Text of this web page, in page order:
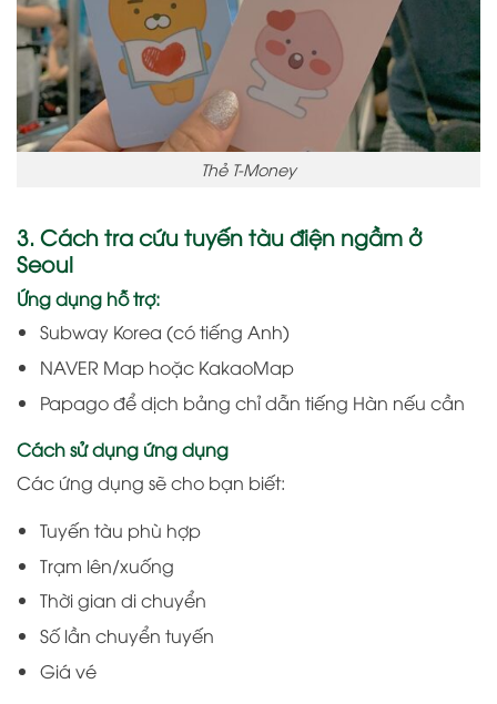
Thẻ T-Money
3. Cách tra cứu tuyến tàu điện ngầm ở
Seoul
Ứng dụng hỗ trợ:
Subway Korea (có tiếng Anh)
NAVER Map hoặc KakaoMap
Papago để dịch bảng chỉ dẫn tiếng Hàn nếu cần
Cách sử dụng ứng dụng
Các ứng dụng sẽ cho bạn biết:
Tuyến tàu phù hợp
Trạm lên/xuống
Thời gian di chuyển
Số lần chuyển tuyến
Giá vé